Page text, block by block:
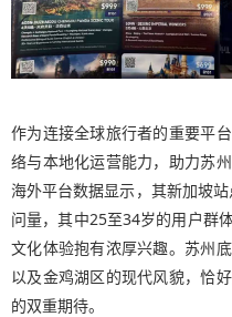
作为连接全球旅行者的重要平
络与本地化运营能力，助力苏
海外平台数据显示，其新加坡
问量，其中25至34岁的用户群
文化体验抱有浓厚兴趣。苏州
以及金鸡湖区的现代风貌，恰
的双重期待。